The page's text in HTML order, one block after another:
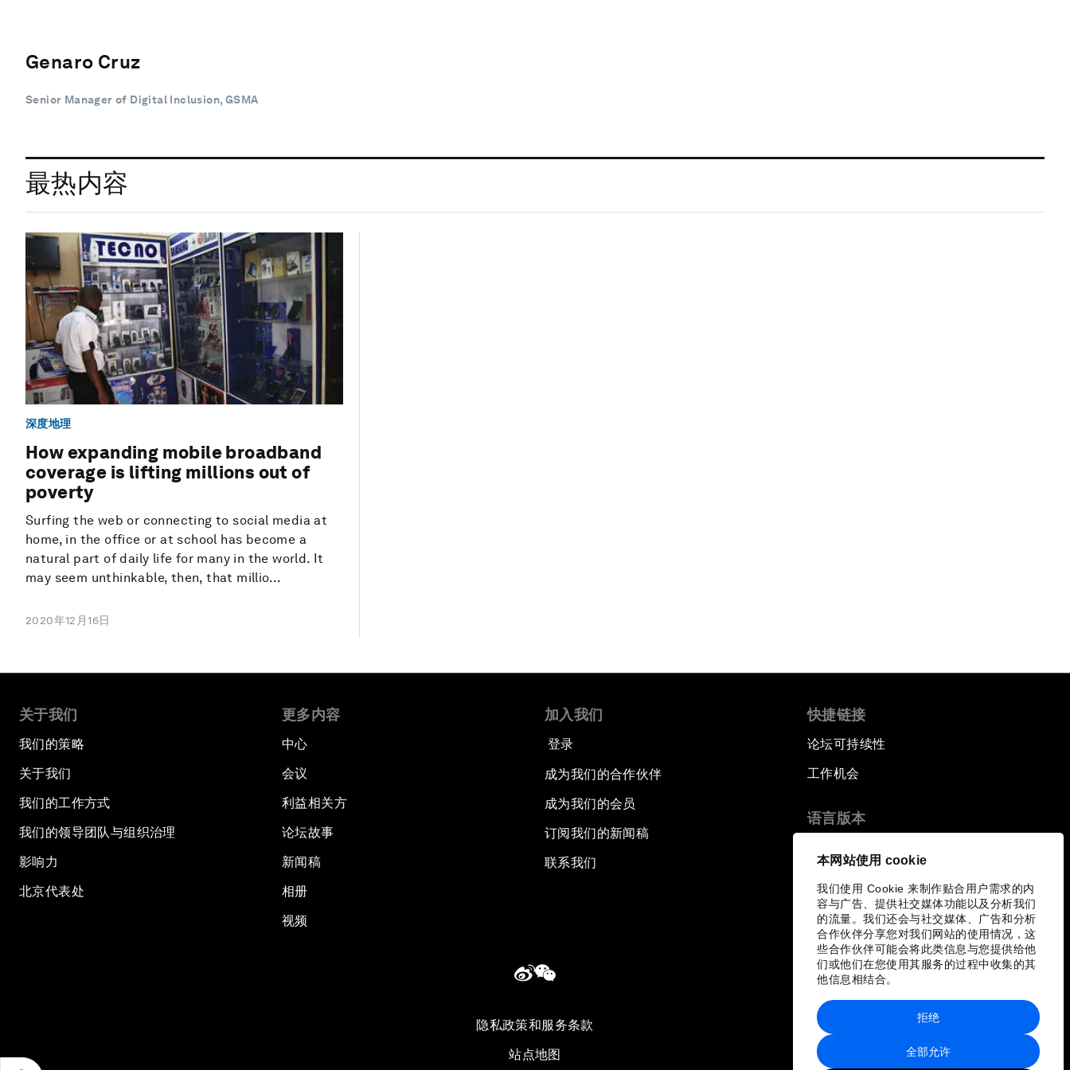
本网站使用 cookie
我们使用 Cookie 来制作贴合用户需求的内
容与广告、提供社交媒体功能以及分析我们
的流量。我们还会与社交媒体、广告和分析
合作伙伴分享您对我们网站的使用情况，这
些合作伙伴可能会将此类信息与您提供给他
们或他们在您使用其服务的过程中收集的其
他信息相结合。
全部允许
拒绝
Genaro Cruz
Senior Manager of Digital Inclusion, GSMA
最热内容
深度地理
How expanding mobile broadband
coverage is lifting millions out of
poverty
Surfing the web or connecting to social media at
home, in the office or at school has become a
natural part of daily life for many in the world. It
may seem unthinkable, then, that millio...
2020年12月16日
关于我们
我们的策略
关于我们
我们的工作方式
我们的领导团队与组织治理
影响力
北京代表处
更多内容
中心
会议
利益相关方
论坛故事
新闻稿
相册
视频
加入我们
登录
成为我们的合作伙伴
成为我们的会员
订阅我们的新闻稿
联系我们
快捷链接
论坛可持续性
工作机会
语言版本
隐私政策和服务条款
站点地图